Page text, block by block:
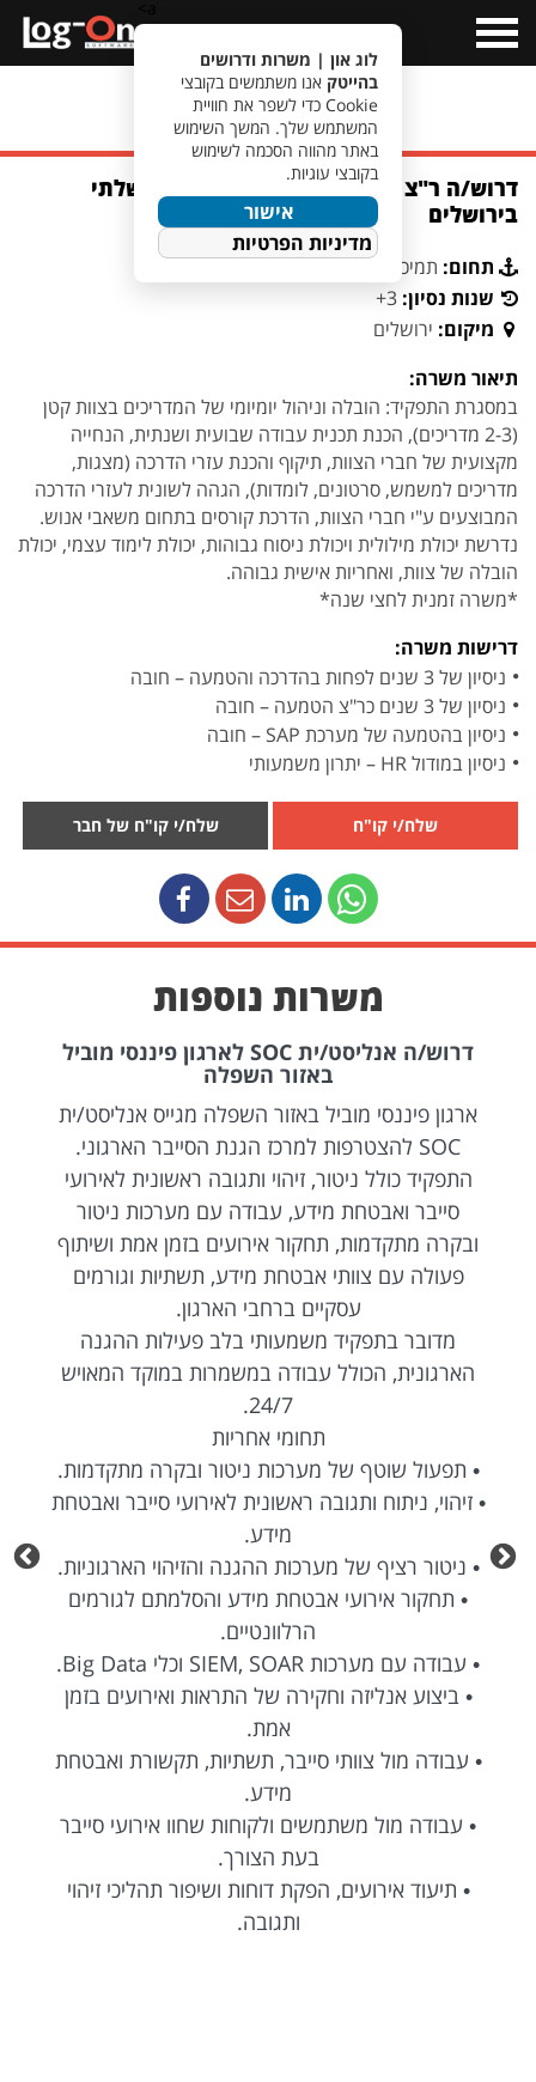
Menu
מעבר לחיפוש משרות
דרוש/ה ר"צ הדרכה והטמעה לארגון ממשלתי
בירושלים
תחום: תמיכה
שנות נסיון: 3+
מיקום: ירושלים
תיאור משרה:
במסגרת התפקיד: הובלה וניהול יומיומי של המדריכים בצוות קטן
(2-3 מדריכים), הכנת תכנית עבודה שבועית ושנתית, הנחייה
מקצועית של חברי הצוות, תיקוף והכנת עזרי הדרכה (מצגות,
מדריכים למשמש, סרטונים, לומדות), הגהה לשונית לעזרי הדרכה
המבוצעים ע"י חברי הצוות, הדרכת קורסים בתחום משאבי אנוש.
נדרשת יכולת מילולית ויכולת ניסוח גבוהות, יכולת לימוד עצמי, יכולת
הובלה של צוות, ואחריות אישית גבוהה.
*משרה זמנית לחצי שנה*
דרישות משרה:
ניסיון של 3 שנים לפחות בהדרכה והטמעה – חובה
ניסיון של 3 שנים כר"צ הטמעה – חובה
ניסיון בהטמעה של מערכת SAP – חובה
ניסיון במודול HR – יתרון משמעותי
שלח/י קו"ח שלח/י קו"ח של חבר
משרות נוספות
דרוש/ה אנליסט/ית SOC לארגון פיננסי מוביל
באזור השפלה
ארגון פיננסי מוביל באזור השפלה מגייס אנליסט/ית
SOC להצטרפות למרכז הגנת הסייבר הארגוני.
התפקיד כולל ניטור, זיהוי ותגובה ראשונית לאירועי
סייבר ואבטחת מידע, עבודה עם מערכות ניטור
ובקרה מתקדמות, תחקור אירועים בזמן אמת ושיתוף
פעולה עם צוותי אבטחת מידע, תשתיות וגורמים
עסקיים ברחבי הארגון.
מדובר בתפקיד משמעותי בלב פעילות ההגנה
הארגונית, הכולל עבודה במשמרות במוקד המאויש
24/7.
תחומי אחריות
• תפעול שוטף של מערכות ניטור ובקרה מתקדמות.
• זיהוי, ניתוח ותגובה ראשונית לאירועי סייבר ואבטחת
מידע.
• ניטור רציף של מערכות ההגנה והזיהוי הארגוניות.
• תחקור אירועי אבטחת מידע והסלמתם לגורמים
הרלוונטיים.
• עבודה עם מערכות SIEM, SOAR וכלי Big Data.
• ביצוע אנליזה וחקירה של התראות ואירועים בזמן
אמת.
• עבודה מול צוותי סייבר, תשתיות, תקשורת ואבטחת
מידע.
• עבודה מול משתמשים ולקוחות שחוו אירועי סייבר
בעת הצורך.
• תיעוד אירועים, הפקת דוחות ושיפור תהליכי זיהוי
ותגובה.
לוג און | משרות ודרושים
בהייטק אנו משתמשים בקובצי
Cookie כדי לשפר את חוויית
המשתמש שלך. המשך השימוש
באתר מהווה הסכמה לשימוש
בקובצי עוגיות.
אישור
מדיניות הפרטיות